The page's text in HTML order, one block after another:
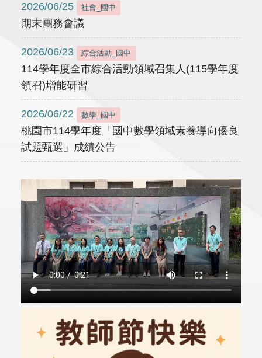
2026/06/25 社會_國中
期末團務會議
2026/06/23 綜合活動_國中
114學年度全市綜合活動領域召集人(115學年度
領召)增能研習
2026/06/22 數學_國中
桃園市114學年度「國中數學領域素養導向優良
試題甄選」成績公告